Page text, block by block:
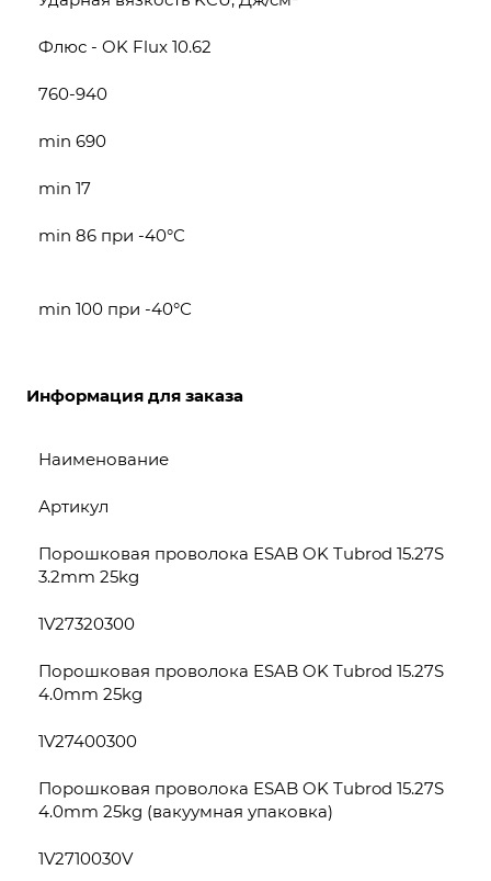
Флюс - OK Flux 10.62
760-940
min 690
min 17
min 86 при -40°С
min 100 при -40°С
Информация для заказа
Наименование
Артикул
Порошковая проволока ESAB OK Tubrod 15.27S
3.2mm 25kg
1V27320300
Порошковая проволока ESAB OK Tubrod 15.27S
4.0mm 25kg
1V27400300
Порошковая проволока ESAB OK Tubrod 15.27S
4.0mm 25kg (вакуумная упаковка)
1V2710030V